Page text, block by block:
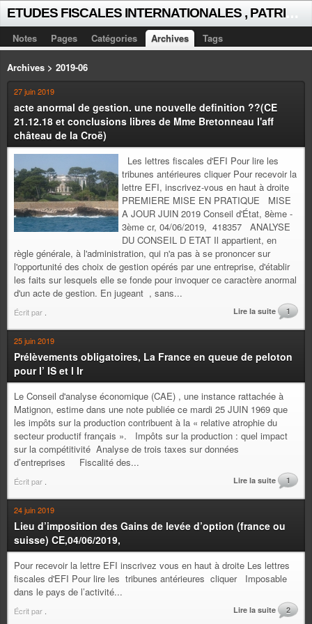
Notes Pages Catégories Archives Tags
Archives > 2019-06
27 juin 2019
acte anormal de gestion. une nouvelle definition ??(CE
21.12.18 et conclusions libres de Mme Bretonneau l'aff
château de la Croë)
Les lettres fiscales d'EFI Pour lire les
tribunes antérieures cliquer Pour recevoir la
lettre EFI, inscrivez-vous en haut à droite
PREMIERE MISE EN PRATIQUE MISE
A JOUR JUIN 2019 Conseil d'État, 8ème -
3ème cr, 04/06/2019, 418357 ANALYSE
DU CONSEIL D ETAT Il appartient, en
règle générale, à l'administration, qui n'a pas à se prononcer sur
l'opportunité des choix de gestion opérés par une entreprise, d'établir
les faits sur lesquels elle se fonde pour invoquer ce caractère anormal
d'un acte de gestion. En jugeant , sans...
Écrit par Lire la suite 1
25 juin 2019
Prélèvements obligatoires, La France en queue de peloton
pour l’ IS et l Ir
Le Conseil d'analyse économique (CAE) , une instance rattachée à
Matignon, estime dans une note publiée ce mardi 25 JUIN 1969 que
les impôts sur la production contribuent à la « relative atrophie du
secteur productif français ». Impôts sur la production : quel impact
sur la compétitivité Analyse de trois taxes sur données
d’entreprises Fiscalité des...
Écrit par Lire la suite 1
24 juin 2019
Lieu d’imposition des Gains de levée d’option (france ou
suisse) CE,04/06/2019,
Pour recevoir la lettre EFI inscrivez vous en haut à droite Les lettres
fiscales d'EFI Pour lire les tribunes antérieures cliquer Imposable
dans le pays de l’activité...
Écrit par Lire la suite 2